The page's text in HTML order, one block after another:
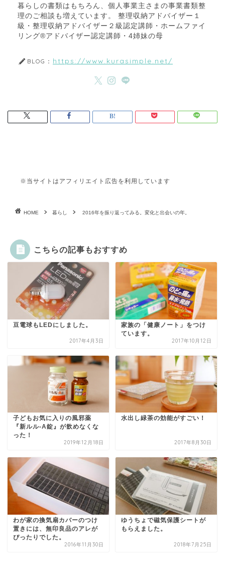
暮らしの書類はもちろん、個人事業主さまの事業書類整
理のご相談も増えています。 整理収納アドバイザー１
級・整理収納アドバイザー２級認定講師・ホームファイ
リング®アドバイザー認定講師・4姉妹の母
BLOG： https://www.kurasimple.net/
※当サイトはアフィリエイト広告を利用しています
HOME 暮らし 2016年を振り返ってみる。変化と出会いの年。
こちらの記事もおすすめ
豆電球もLEDにしました。
2017年4月3日
家族の「健康ノート」をつけ
ています。
2017年10月12日
子どもお気に入りの風邪薬
『新ルル-A錠』が飲めなくな
った！
2019年12月18日
水出し緑茶の効能がすごい！
2017年8月30日
わが家の換気扇カバーのつけ
置きには、無印良品のアレが
ぴったりでした。
2016年11月30日
ゆうちょで磁気保護シートが
もらえました。
2018年7月25日